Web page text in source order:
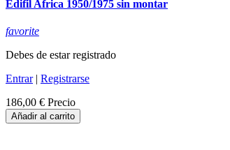
Edifil Africa 1950/1975 sin montar
favorite
Debes de estar registrado
Entrar| Registrarse
186,00 € Precio
Añadir al carrito